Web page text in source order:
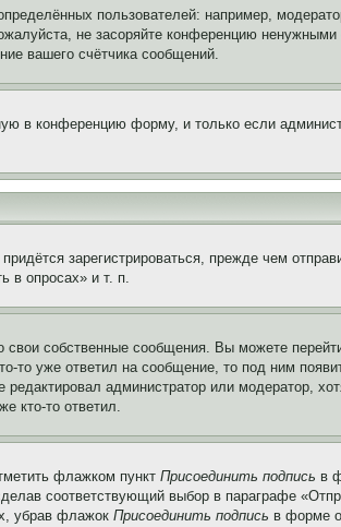
пользователей: например,
не засоряйте конференцию
вашего счётчика сообщений.
в конференцию форму, и только если
зарегистрироваться, прежде чем
в опросах» и т. п.
собственные сообщения. Вы можете
то уже ответил на сообщение, то под ним
администратор или модератор,
кто-то ответил.
флажком пункт Присоединить подпись в
соответствующий выбор в параграфе
убрав флажок Присоединить подпись в форме